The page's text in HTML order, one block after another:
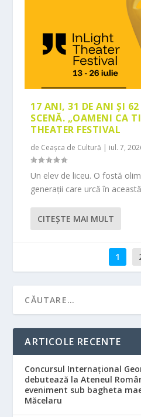
17 ANI, 31 DE ANI ȘI 62
SCENĂ. „OAMENI CA
THEATER FESTIVAL
de Ceașca de Cultură | iul. 7,
Un elev de liceu. O fostă
generații care urcă în
CITEŞTE MAI MULT
1
ARTICOLE RECENTE
Concursul Internațional
debutează la Ateneul
eveniment sub bagheta
Măcelaru